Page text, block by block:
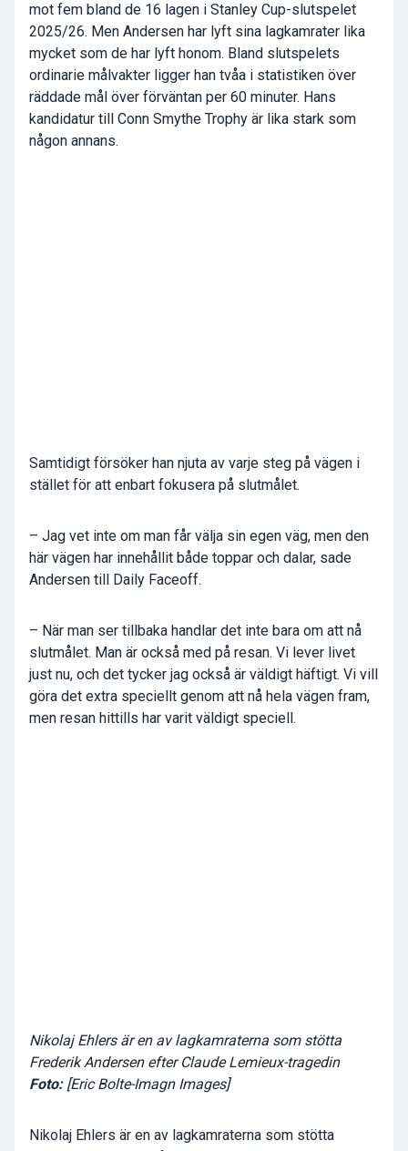
mot fem bland de 16 lagen i Stanley Cup-slutspelet
2025/26. Men Andersen har lyft sina lagkamrater lika
mycket som de har lyft honom. Bland slutspelets
ordinarie målvakter ligger han tvåa i statistiken över
räddade mål över förväntan per 60 minuter. Hans
kandidatur till Conn Smythe Trophy är lika stark som
någon annans.
Samtidigt försöker han njuta av varje steg på vägen i
stället för att enbart fokusera på slutmålet.
– Jag vet inte om man får välja sin egen väg, men den
här vägen har innehållit både toppar och dalar, sade
Andersen till Daily Faceoff.
– När man ser tillbaka handlar det inte bara om att nå
slutmålet. Man är också med på resan. Vi lever livet
just nu, och det tycker jag också är väldigt häftigt. Vi vill
göra det extra speciellt genom att nå hela vägen fram,
men resan hittills har varit väldigt speciell.
Nikolaj Ehlers är en av lagkamraterna som stötta
Frederik Andersen efter Claude Lemieux-tragedin
Foto: [Eric Bolte-Imagn Images]
Nikolaj Ehlers är en av lagkamraterna som stötta